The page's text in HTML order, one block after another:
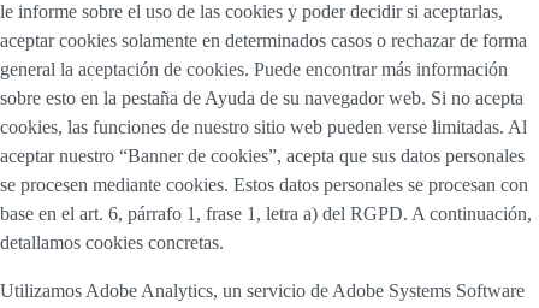
le informe sobre el uso de las cookies y poder decidir si aceptarlas,
aceptar cookies solamente en determinados casos o rechazar de forma
general la aceptación de cookies. Puede encontrar más información
sobre esto en la pestaña de Ayuda de su navegador web. Si no acepta
cookies, las funciones de nuestro sitio web pueden verse limitadas. Al
aceptar nuestro “Banner de cookies”, acepta que sus datos personales
se procesen mediante cookies. Estos datos personales se procesan con
base en el art. 6, párrafo 1, frase 1, letra a) del RGPD. A continuación,
detallamos cookies concretas.
Utilizamos Adobe Analytics, un servicio de Adobe Systems Software